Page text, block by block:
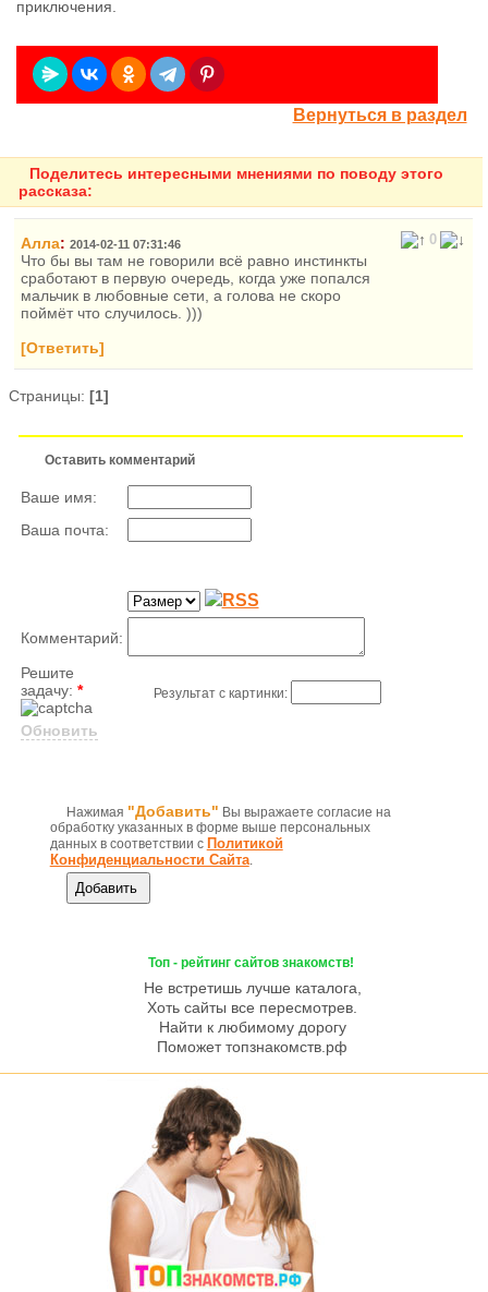
приключения.
Вернуться в раздел
Поделитесь интересными мнениями по поводу этого
рассказа:
Алла: 2014-02-11 07:31:46
Что бы вы там не говорили всё равно инстинкты
сработают в первую очередь, когда уже попался
мальчик в любовные сети, а голова не скоро
поймёт что случилось. )))
[Ответить]
0
Страницы: [1]
Оставить комментарий
Ваше имя:
Ваша почта:
Комментарий:
Решите
задачу: *
Обновить
Результат с картинки:
Нажимая "Добавить" Вы выражаете согласие на
обработку указанных в форме выше персональных
данных в соответствии с Политикой
Конфиденциальности Сайта.
Топ - рейтинг сайтов знакомств!
Не встретишь лучше каталога,
Хоть сайты все пересмотрев.
Найти к любимому дорогу
Поможет топзнакомств.рф